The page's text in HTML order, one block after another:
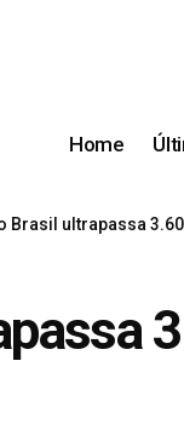
Home
Brasil ultrapassa